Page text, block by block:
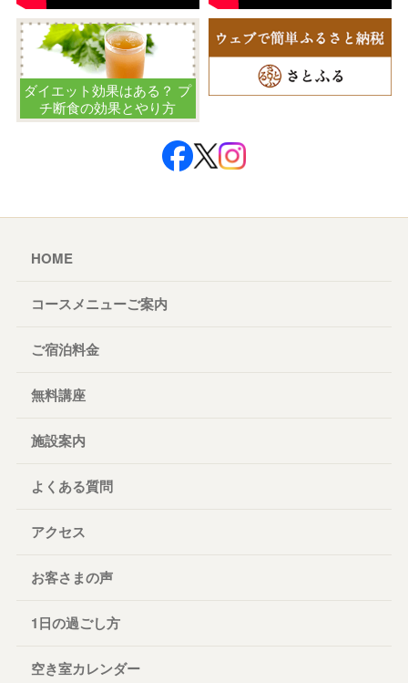
ダイエット効果はある？ プ
チ断食の効果とやり方
HOME
コースメニューご案内
ご宿泊料金
無料講座
施設案内
よくある質問
アクセス
お客さまの声
1日の過ごし方
空き室カレンダー